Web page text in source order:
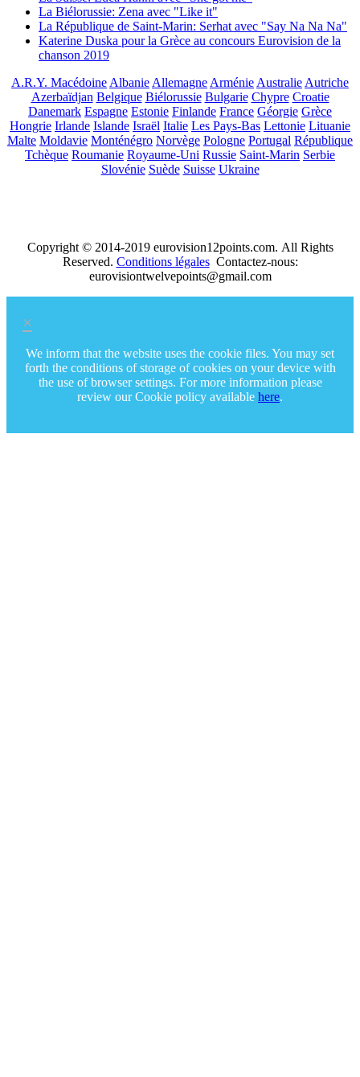
La Biélorussie: Zena avec "Like it"
La République de Saint-Marin: Serhat avec "Say Na Na Na"
Katerine Duska pour la Grèce au concours Eurovision de la
chanson 2019
A.R.Y. MacédoineAlbanieAllemagneArménieAustralieAutriche
Azerbaïdjan Belgique Biélorussie Bulgarie Chypre Croatie
Danemark Espagne Estonie Finlande France Géorgie Grèce
Hongrie Irlande Islande Israël Italie Les Pays-Bas Lettonie Lituanie
Malte Moldavie Monténégro Norvège Pologne Portugal République
Tchèque Roumanie Royaume-Uni Russie Saint-Marin Serbie
Slovénie Suède Suisse Ukraine
Copyright © 2014-2019 eurovision12points.com. All Rights
Reserved. Conditions légalesContactez-nous:
eurovisiontwelvepoints@gmail.com
×
We inform that the website uses the cookie files. You may set
forth the conditions of storage of cookies on your device with
the use of browser settings. For more information please
review our Cookie policy available here.